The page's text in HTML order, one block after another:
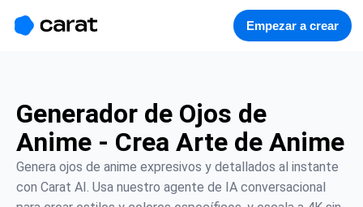
Empezar a crear
Generador de Ojos de
Anime - Crea Arte de Anime
Genera ojos de anime expresivos y detallados al instante
con Carat AI. Usa nuestro agente de IA conversacional